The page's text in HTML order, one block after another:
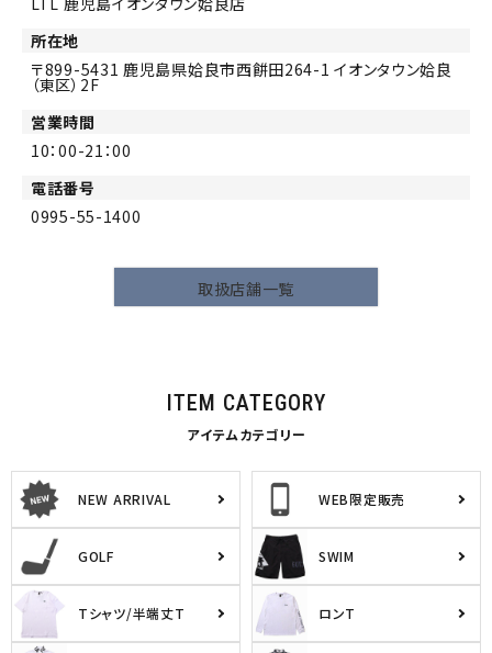
所在地
899-5431 鹿児島県姶良市西餠田264-1 イオンタウン姶良
（東区）2F
営業時間
10：00-21：00
電話番号
0995-55-1400
取扱店舗一覧
ITEM CATEGORY
アイテムカテゴリー
NEW ARRIVAL WEB限定販売
GOLF SWIM
Tシャツ/半端丈T ロンT